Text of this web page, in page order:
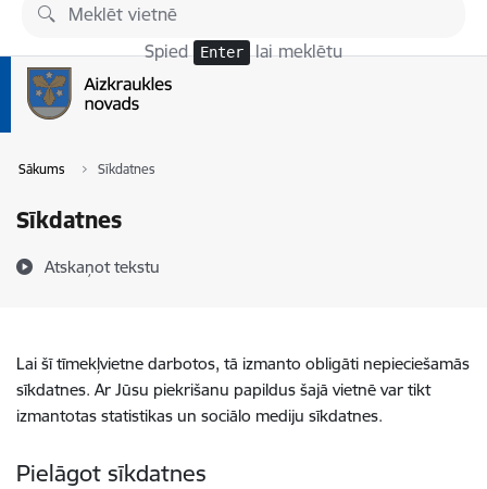
Pāriet uz lapas saturu
Spied Enter lai meklētu
Sākums Sīkdatnes
Sīkdatnes
Atskaņot tekstu
Lai šī tīmekļvietne darbotos, tā izmanto obligāti nepieciešamās
sīkdatnes. Ar Jūsu piekrišanu papildus šajā vietnē var tikt
izmantotas statistikas un sociālo mediju sīkdatnes.
Pielāgot sīkdatnes